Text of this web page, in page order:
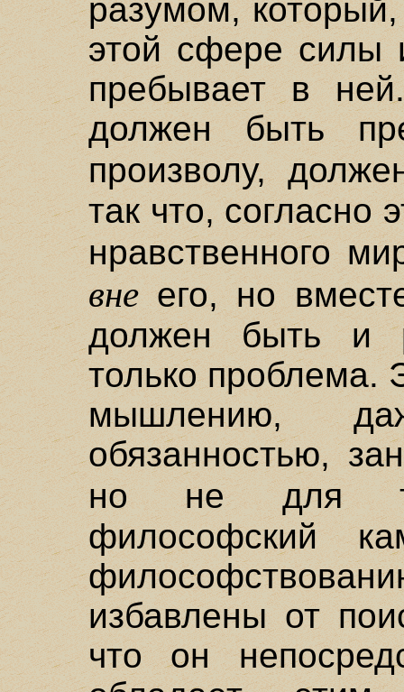
разумом,
этой сфере силы
пребывает в
должен быть
произволу,
так что, согласно
нравственного
вне его, но
должен быть и
только проблема.
мышлению,
обязанностью,
но не для
философский
избавлены от
что он